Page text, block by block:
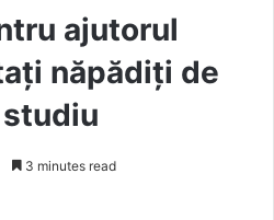
ajutorul
năpădiți de
3 minutes read